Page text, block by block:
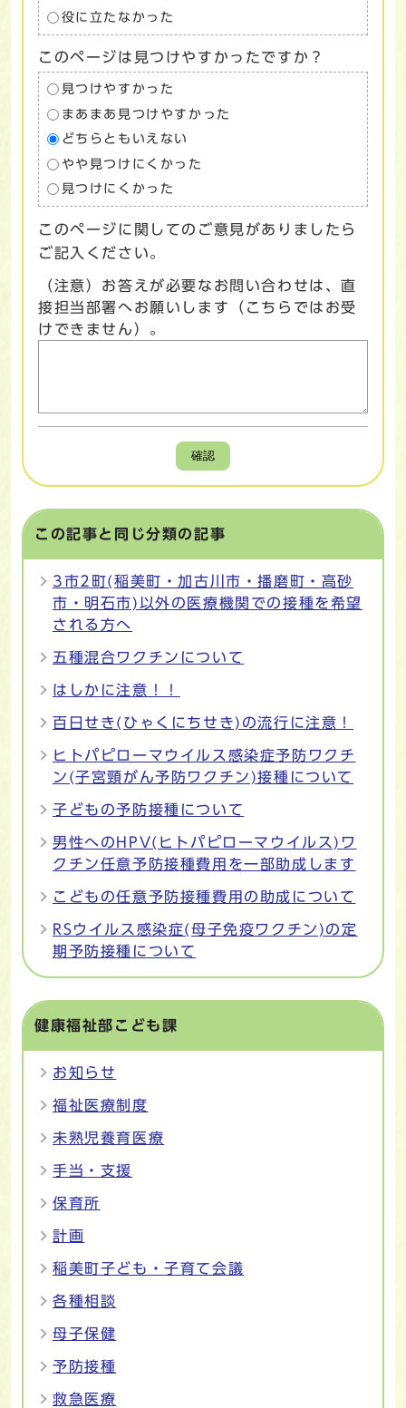
役に立たなかった
このページは見つけやすかったですか？
見つけやすかった
まあまあ見つけやすかった
どちらともいえない
やや見つけにくかった
見つけにくかった
このページに関してのご意見がありましたら
ご記入ください。
（注意）お答えが必要なお問い合わせは、直
接担当部署へお願いします（こちらではお受
けできません）。
確認
この記事と同じ分類の記事
3市2町(稲美町・加古川市・播磨町・高砂
市・明石市)以外の医療機関での接種を希望
される方へ
五種混合ワクチンについて
はしかに注意！！
百日せき(ひゃくにちせき)の流行に注意！
ヒトパピローマウイルス感染症予防ワクチ
ン(子宮頸がん予防ワクチン)接種について
子どもの予防接種について
男性へのHPV(ヒトパピローマウイルス)ワ
クチン任意予防接種費用を一部助成します
こどもの任意予防接種費用の助成について
RSウイルス感染症(母子免疫ワクチン)の定
期予防接種について
健康福祉部こども課
お知らせ
福祉医療制度
未熟児養育医療
手当・支援
保育所
計画
稲美町子ども・子育て会議
各種相談
母子保健
予防接種
救急医療